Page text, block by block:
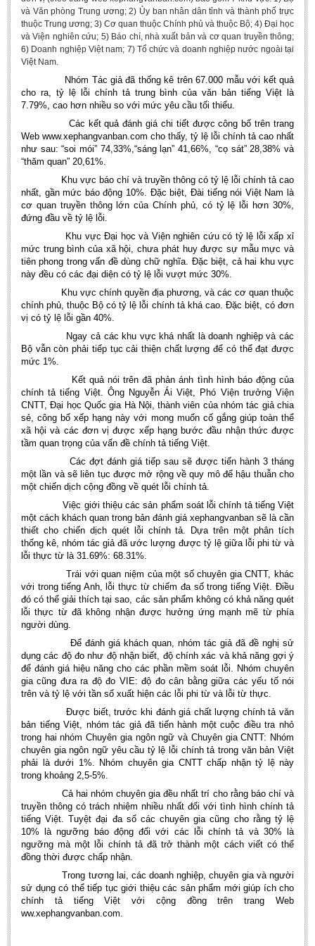
BA, MA, PhD. Theses
CONFERENCE
Studies on Vietnamese and Korean Literature and Films
Modernization process in Japanese literature and in the literatures of
East-Asian region
Studies on Sinology & Nom
Vietnamese and Japanese Literature Viewed from an East Asian
Perspective
To Build a Standard Orthography in Schools and the Media
80 Years of New Poetry and the Self-Reliant Literary Group
ALUMNI
Alumni Association
Scholarship Fund
STUDENT ACTIVITIES
Literature Club
Calligraphy Club
và Văn phòng Trung ương; 2) Ủy ban nhân dân tỉnh và thành phố trực
thuộc Trung ương; 3) Cơ quan thuộc Chính phủ và thuộc Bộ; 4) Đại học
và Viện nghiên cứu; 5) Báo chí, nhà xuất bản và cơ quan truyền thông;
6) Doanh nghiệp Việt nam; 7) Tổ chức và doanh nghiệp nước ngoài tại
Việt Nam.
Nhóm Tác giả đã thống kê trên 67.000 mẫu với kết quả
cho ra, tỷ lệ lỗi chính tả trung bình của văn bản tiếng Việt là
7.79%, cao hơn nhiều so với mức yêu cầu tối thiểu.
Các kết quả đánh giá chi tiết được công bố trên trang
Web www.xephangvanban.com cho thấy, tỷ lệ lỗi chính tả cao nhất
như sau: “soi mói” 74,33%,“sáng lạn” 41,66%, “cọ sát” 28,38% và
“thăm quan” 20,61%.
Khu vực báo chí và truyền thông có tỷ lệ lỗi chính tả cao
nhất, gần mức báo động 10%. Đặc biệt, Đài tiếng nói Việt Nam là
cơ quan truyền thông lớn của Chính phủ, có tỷ lệ lỗi hơn 30%,
đứng đầu về tỷ lệ lỗi.
Khu vực Đại học và Viện nghiên cứu có tỷ lệ lỗi xấp xỉ
mức trung bình của xã hội, chưa phát huy được sự mẫu mực và
tiên phong trong vấn đề dùng chữ nghĩa. Đặc biệt, cả hai khu vực
này đều có các đại diện có tỷ lệ lỗi vượt mức 30%.
Khu vực chính quyền địa phương, và các cơ quan thuộc
chính phủ, thuộc Bộ có tỷ lệ lỗi chính tả khá cao. Đặc biệt, có đơn
vị có tỷ lệ lỗi gần 40%.
Ngay cả các khu vực khá nhất là doanh nghiệp và các
Bộ vẫn còn phải tiếp tục cải thiện chất lượng để có thể đạt được
mức 1%.
Kết quả nói trên đã phản ánh tình hình báo động của
chính tả tiếng Việt. Ông Nguyễn Ái Việt, Phó Viện trưởng Viện
CNTT, Đại học Quốc gia Hà Nội, thành viên của nhóm tác giả chia
sẻ, công bố xếp hạng này với mong muốn cố gắng giúp toàn thể
xã hội và các đơn vị được xếp hạng bước đầu nhận thức được
tầm quan trọng của vấn đề chính tả tiếng Việt.
Các đợt đánh giá tiếp sau sẽ được tiến hành 3 tháng
một lần và sẽ liên tục được mở rộng về quy mô để hậu thuẫn cho
một chiến dịch cộng đồng về quét lỗi chính tả.
Việc giới thiệu các sản phẩm soát lỗi chính tả tiếng Việt
một cách khách quan trong bản đánh giá xephangvanban sẽ là cần
thiết cho chiến dịch quét lỗi chính tả. Dựa trên một phân tích
thống kê, nhóm tác giả đã ước lượng được tỷ lệ giữa lỗi phi từ và
lỗi thực từ là 31.69%: 68.31%.
Trái với quan niệm của một số chuyên gia CNTT, khác
với trong tiếng Anh, lỗi thực từ chiếm đa số trong tiếng Việt. Điều
đó có thể giải thích tại sao, các sản phẩm không có khả năng quét
lỗi thực từ đã không nhận được hưởng ứng mạnh mẽ từ phía
người dùng.
Để đánh giá khách quan, nhóm tác giả đã đề nghị sử
dụng các độ đo như độ nhận biết, độ chính xác và khả năng gợi ý
để đánh giá hiệu năng cho các phần mềm soát lỗi. Nhóm chuyên
gia cũng đưa ra độ đo VIE: độ đo cân bằng giữa các yếu tố nói
trên và tỷ lệ với tần số xuất hiện các lỗi phi từ và lỗi từ thực.
Được biết, trước khi đánh giá chất lượng chính tả văn
bản tiếng Việt, nhóm tác giả đã tiến hành một cuộc điều tra nhỏ
trong hai nhóm Chuyên gia ngôn ngữ và Chuyên gia CNTT: Nhóm
chuyên gia ngôn ngữ yêu cầu tỷ lệ lỗi chính tả trong văn bản Việt
phải là dưới 1%. Nhóm chuyên gia CNTT chấp nhận tỷ lệ này
trong khoảng 2,5-5%.
Cả hai nhóm chuyên gia đều nhất trí cho rằng báo chí và
truyền thông có trách nhiệm nhiều nhất đối với tình hình chính tả
tiếng Việt. Tuyệt đại đa số các chuyên gia cũng cho rằng tỷ lệ
10% là ngưỡng báo động đối với các lỗi chính tả và 30% là
ngưỡng mà một lỗi chính tả đã trở thành một cách viết có thể
đồng thời được chấp nhận.
Trong tương lai, các doanh nghiệp, chuyên gia và người
sử dụng có thể tiếp tục giới thiệu các sản phẩm mới giúp ích cho
chính tả tiếng Việt với cộng đồng trên trang Web
ww.xephangvanban.com.